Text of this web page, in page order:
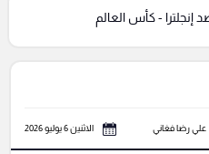
- كأس العالم
علي رضا فغاني الاثنين 6 يوليو 2026